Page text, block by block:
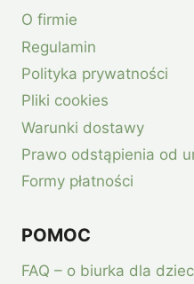
O firmie
Regulamin
Polityka prywatności
Pliki cookies
Warunki dostawy
Prawo odstąpienia od
Formy płatności
POMOC
FAQ – o biurka dla